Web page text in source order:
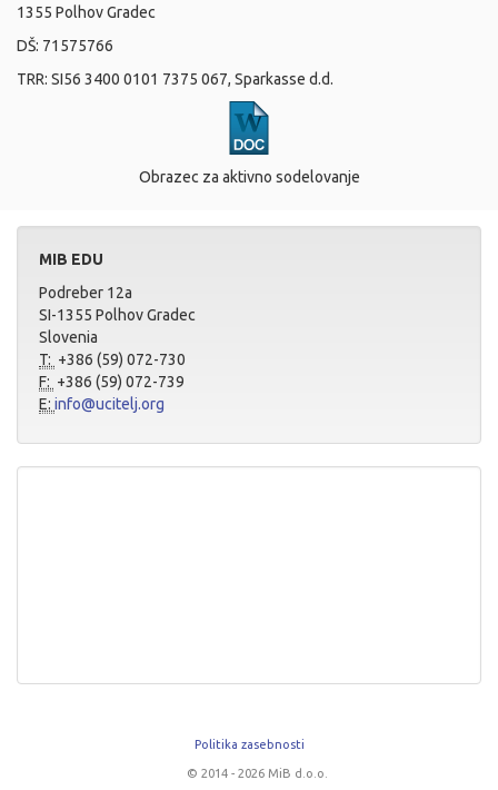
1355 Polhov Gradec
DŠ: 71575766
TRR: SI56 3400 0101 7375 067, Sparkasse d.d.
Obrazec za aktivno sodelovanje
MIB EDU
Podreber 12a
SI-1355 Polhov Gradec
Slovenia
T: +386 (59) 072-730
F: +386 (59) 072-739
E: info@ucitelj.org
Politika zasebnosti
© 2014 - 2026 MiB d.o.o.